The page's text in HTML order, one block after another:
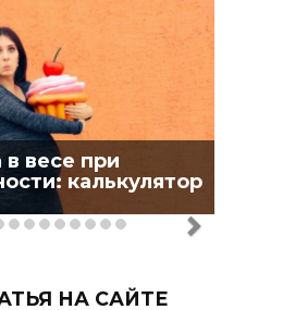
в весе при
калькулятор
НА САЙТЕ